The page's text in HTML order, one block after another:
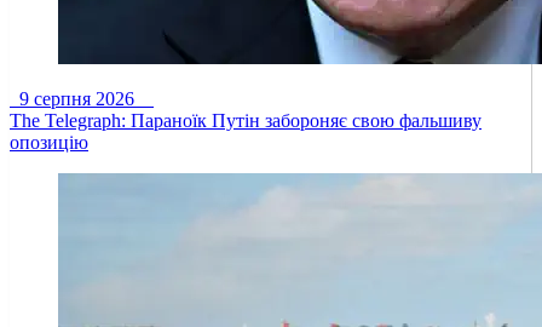
9 серпня 2026
The Telegraph: Параноїк Путін забороняє свою фальшиву
опозицію